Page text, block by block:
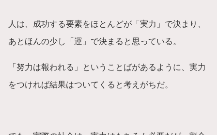
人は、成功する要素をほとんどが「実力」で決まり、
あとほんの少し「運」で決まると思っている。
「努力は報われる」ということばがあるように、実力
をつければ結果はついてくると考えがちだ。